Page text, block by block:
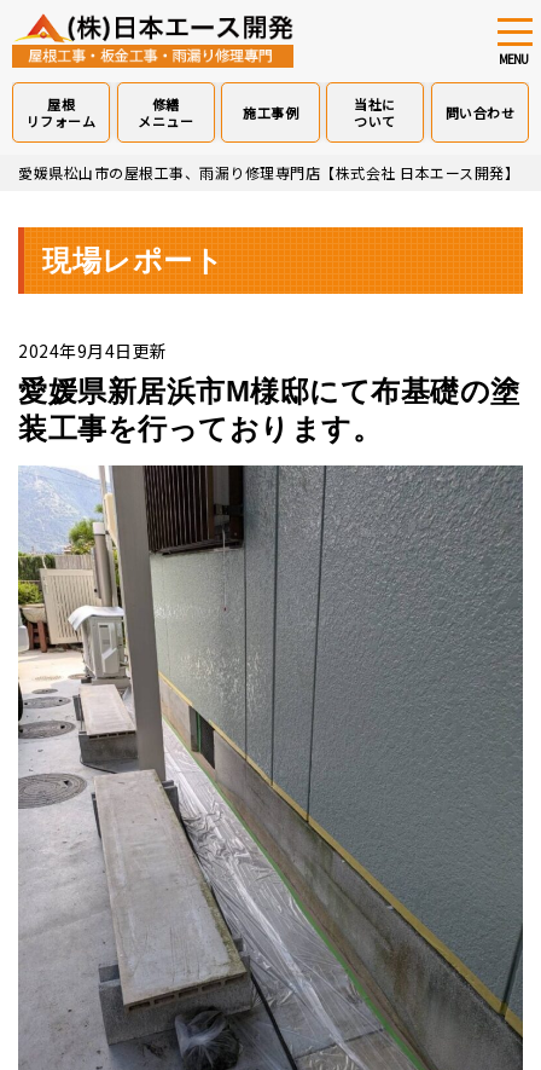
Skip
content
MENU
屋根
リフォーム
修繕
メニュー
施工事例
当社に
ついて
問い合わせ
愛媛県松山市の屋根工事、雨漏り修理専門店【株式会社 日本エース開発】
現場レポート
2024年9月4日更新
愛媛県新居浜市M様邸にて布基礎の塗
装工事を行っております。